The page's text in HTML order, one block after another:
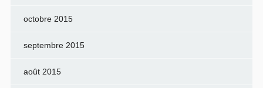
octobre 2015
septembre 2015
août 2015